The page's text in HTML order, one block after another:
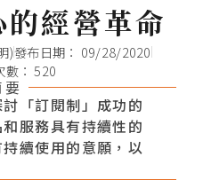
經營革命
)發布日期： 09/28/2020
數： 520
要
「訂閱制」成功的
服務具有持續性的
續使用的意願，以